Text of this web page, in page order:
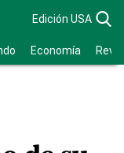
Edición USA
Economía